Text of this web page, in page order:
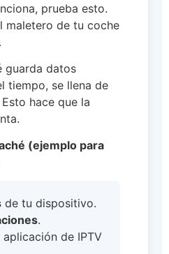
prueba esto.
maletero de tu coche
guarda datos
tiempo, se llena de
hace que la
(ejemplo para
de tu dispositivo.
.
de IPTV